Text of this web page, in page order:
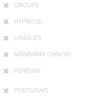
GROUPE
HYPNOSE
LANGUES
MANDARIN CHINOIS
PENDJABI
PORTUGAIS